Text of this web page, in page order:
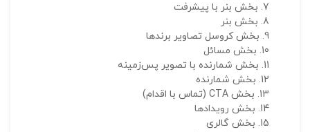
بخش بنر با پیشرفت
بخش بنر
بخش کروسل تصاویر برندها
بخش مسائل
بخش شمارنده با تصویر پس‌زمینه
بخش شمارنده
بخش CTA (تماس با اقدام)
بخش رویدادها
بخش گالری